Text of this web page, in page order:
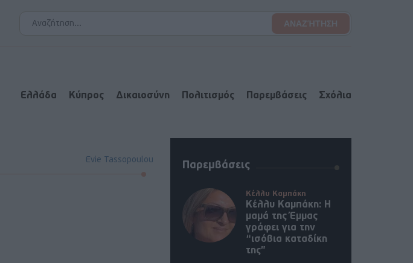
Ελλάδα Κύπρος Δικαιοσύνη Πολιτισμός Παρεμβάσεις Σχόλια
Evie Tassopoulou Παρεμβάσεις
Κέλλυ Καμπάκη
Κέλλυ Καμπάκη: Η
μαμά της Έμμας
γράφει για την
“ισόβια καταδίκη
της”